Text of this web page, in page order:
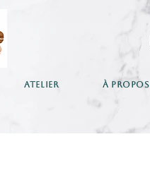
ATELIER À PROPOS